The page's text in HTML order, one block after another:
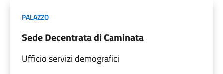
PALAZZO
Sede Decentrata di Caminata
Ufficio servizi demografici